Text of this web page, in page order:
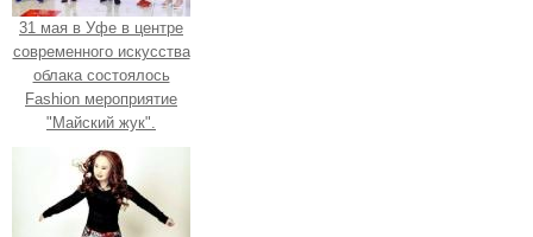
31 мая в Уфе в центре
современного искусства
облака состоялось
Fashion мероприятие
"Майский жук".